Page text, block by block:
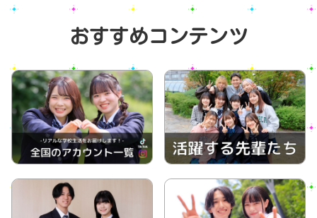
おすすめコンテンツ